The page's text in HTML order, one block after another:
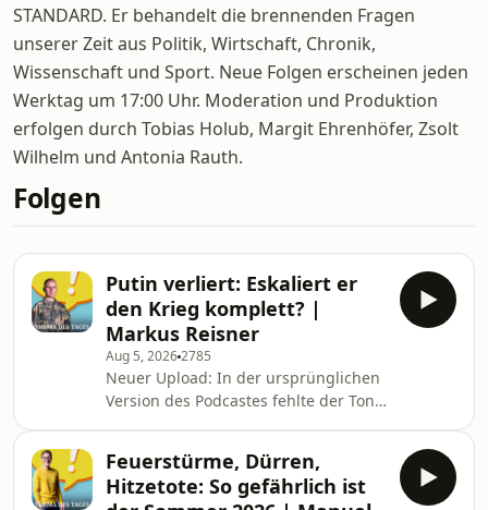
STANDARD. Er behandelt die brennenden Fragen
unserer Zeit aus Politik, Wirtschaft, Chronik,
Wissenschaft und Sport. Neue Folgen erscheinen jeden
Werktag um 17:00 Uhr. Moderation und Produktion
erfolgen durch Tobias Holub, Margit Ehrenhöfer, Zsolt
Wilhelm und Antonia Rauth.
Folgen
Putin verliert: Eskaliert er
den Krieg komplett? |
Markus Reisner
Aug 5, 20262785
Neuer Upload: In der ursprünglichen
Version des Podcastes fehlte der Ton.
uns: [Mit einem STANDARD-Abo für
nur je 3 Euro in den ersten 3
Feuerstürme, Dürren,
Hitzetote: So gefährlich ist